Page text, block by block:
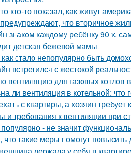
кто-то показал, как живут
что вторичное
знаком каждому ребёнку 90 х.
детская бежевой мамы.
стало непопулярно быть
встретился с жестокой
вентиляцию для газовых котлов
ли вентиляция в котельной: что
с квартиры, а хозяин
и требования к вентиляции при
- не значит
что такие меры помогут